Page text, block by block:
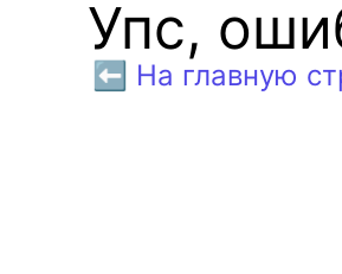
Упс,
⬅️ На главную